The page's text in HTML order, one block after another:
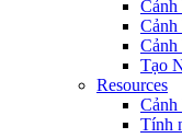
Cảnh
Cảnh
Cảnh
Tạo
Resources
Cảnh
Tính